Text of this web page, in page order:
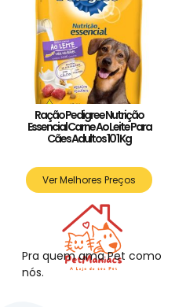
Ração Pedigree Nutrição
Essencial Carne Ao Leite Para
Cães Adultos 10 1 Kg
Ver Melhores Preços
Pra quem ama Pet como
nós.